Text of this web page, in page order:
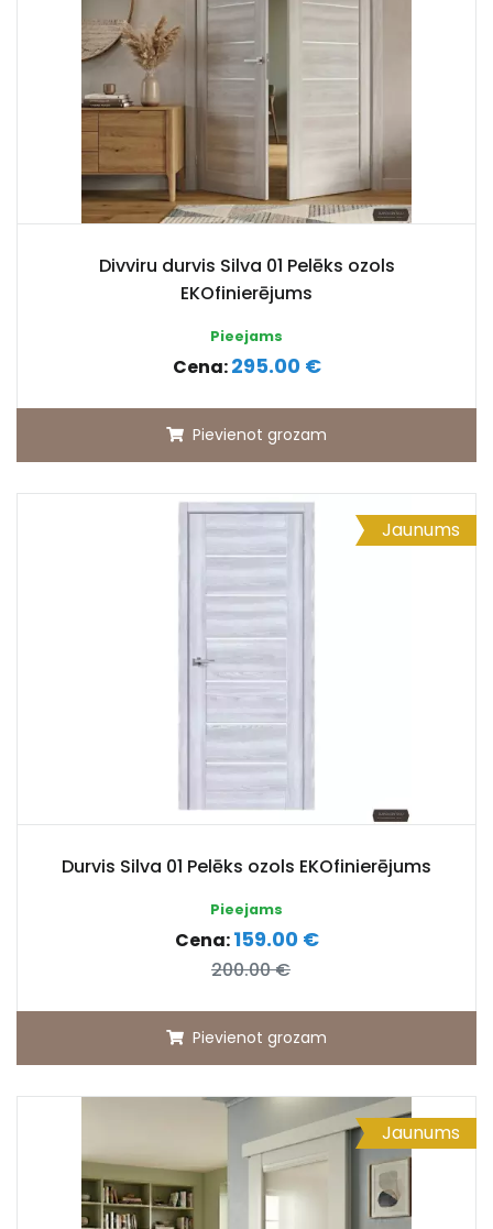
Divviru durvis Silva 01 Pelēks ozols
EKOfinierējums
Pieejams
Cena:295.00 €
Pievienot grozam
Jaunums
Durvis Silva 01 Pelēks ozols EKOfinierējums
Pieejams
Cena:159.00 €
200.00 €
Pievienot grozam
Jaunums